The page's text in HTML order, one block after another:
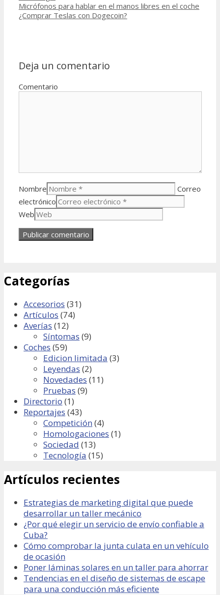
Micrófonos para hablar en el manos libres en el coche
¿Comprar Teslas con Dogecoin?
Deja un comentario
Comentario
Nombre
Correo
electrónico
Web
Categorías
Accesorios (31)
Artículos (74)
Averías (12)
Síntomas (9)
Coches (59)
Edicion limitada (3)
Leyendas (2)
Novedades (11)
Pruebas (9)
Directorio (1)
Reportajes (43)
Competición (4)
Homologaciones (1)
Sociedad (13)
Tecnología (15)
Artículos recientes
Estrategias de marketing digital que puede
desarrollar un taller mecánico
¿Por qué elegir un servicio de envío confiable a
Cuba?
Cómo comprobar la junta culata en un vehículo
de ocasión
Poner láminas solares en un taller para ahorrar
Tendencias en el diseño de sistemas de escape
para una conducción más eficiente